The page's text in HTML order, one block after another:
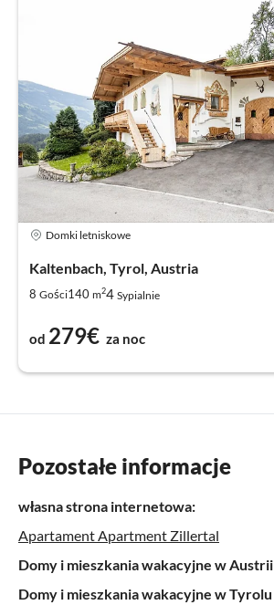
Domki letniskowe
Kaltenbach, Tyrol, Austria
8 Gości140 m24 Sypialnie
od 279€ za noc
Pozostałe informacje
własna strona internetowa:
Apartament Apartment Zillertal
Domy i mieszkania wakacyjne w Austrii
Domy i mieszkania wakacyjne w Tyrolu